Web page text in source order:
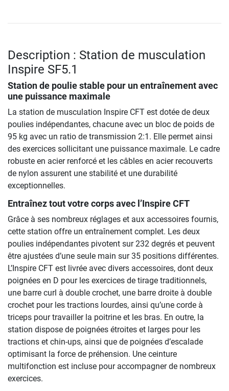
Description : Station de musculation
Inspire SF5.1
Station de poulie stable pour un entraînement avec
une puissance maximale
La station de musculation Inspire CFT est dotée de deux
poulies indépendantes, chacune avec un bloc de poids de
95 kg avec un ratio de transmission 2:1. Elle permet ainsi
des exercices sollicitant une puissance maximale. Le cadre
robuste en acier renforcé et les câbles en acier recouverts
de nylon assurent une stabilité et une durabilité
exceptionnelles.
Entraînez tout votre corps avec l’Inspire CFT
Grâce à ses nombreux réglages et aux accessoires fournis,
cette station offre un entraînement complet. Les deux
poulies indépendantes pivotent sur 232 degrés et peuvent
être ajustées d’une seule main sur 35 positions différentes.
L’Inspire CFT est livrée avec divers accessoires, dont deux
poignées en D pour les exercices de tirage traditionnels,
une barre curl à double crochet, une barre droite à double
crochet pour les tractions lourdes, ainsi qu’une corde à
triceps pour travailler la poitrine et les bras. En outre, la
station dispose de poignées étroites et larges pour les
tractions et chin-ups, ainsi que de poignées d’escalade
optimisant la force de préhension. Une ceinture
multifonction est incluse pour accompagner de nombreux
exercices.